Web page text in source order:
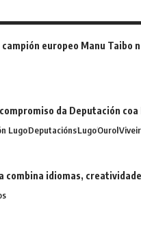
europeo Manu Taibo
da Deputación
LugoDeputaciónsLugoOurol
combina idiomas,